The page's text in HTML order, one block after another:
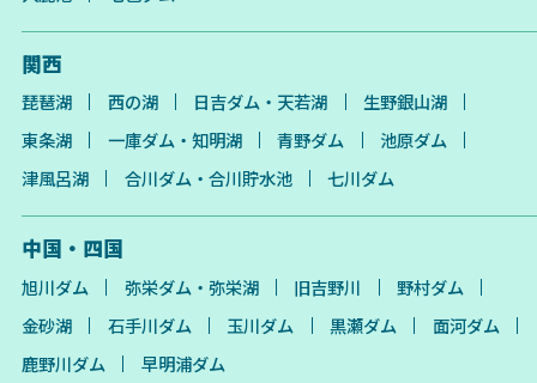
関西
琵琶湖 西の湖 日吉ダム・天若湖
生野銀山湖
東条湖
一庫ダム・知明湖 青野ダム
池原ダム
津風呂湖
合川ダム・合川貯水池 七川ダム
中国・四国
旭川ダム 弥栄ダム・弥栄湖 旧吉野川
野村ダム
金砂湖
石手川ダム 玉川ダム 黒瀬ダム
面河ダム
鹿野川ダム
早明浦ダム